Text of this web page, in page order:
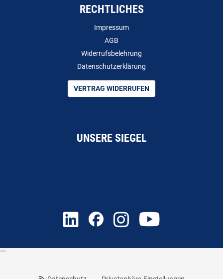
RECHTLICHES
Impressum
AGB
Widerrufsbelehrung
Datenschutzerklärung
VERTRAG WIDERRUFEN
UNSERE SIEGEL
```